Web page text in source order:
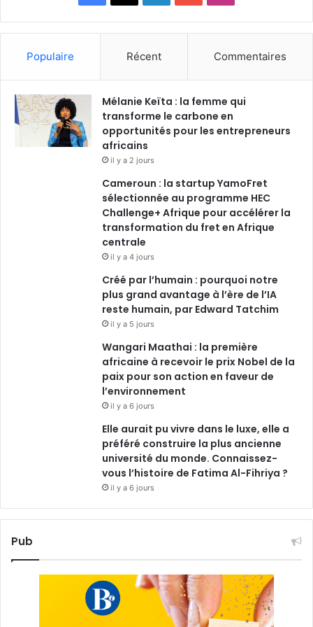
a
b
o
o
k
i
e
d
n
o
u
b
n
a
g
a
m
Populaire Récent Commentaires
Mélanie Keïta : la femme qui
transforme le carbone en
opportunités pour les entrepreneurs
africains
il y a 2 jours
Cameroun : la startup YamoFret
sélectionnée au programme HEC
Challenge+ Afrique pour accélérer la
transformation du fret en Afrique
centrale
il y a 4 jours
Créé par l’humain : pourquoi notre
plus grand avantage à l’ère de l’IA
reste humain, par Edward Tatchim
il y a 5 jours
Wangari Maathai : la première
africaine à recevoir le prix Nobel de la
paix pour son action en faveur de
l’environnement
il y a 6 jours
Elle aurait pu vivre dans le luxe, elle a
préféré construire la plus ancienne
université du monde. Connaissez-
vous l’histoire de Fatima Al-Fihriya ?
il y a 6 jours
Pub